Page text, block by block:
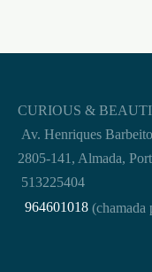
CURIOUS &
Av. Henriques
2805-141, Almada,
513225404
964601018 (chamada